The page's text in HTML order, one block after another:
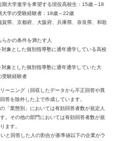
期大学進学を希望する現役高校生：15歳～18
大学の受験経験者：18歳～22歳
賀県、京都府、大阪府、兵庫県、奈良県、和歌
らかの条件を満たす人
対象とした個別指導塾に通年通学している高校
対象とした個別指導塾に通年通学していた大
受験経験者
ーニング（回収したデータから不正回答や異
答を除外した上で作成しています。
「業態別」においては有効回答者数が規定人
。その他の部門においては有効回答者数が規
ます。
と回答した人の割合が基準値以下の企業がラ